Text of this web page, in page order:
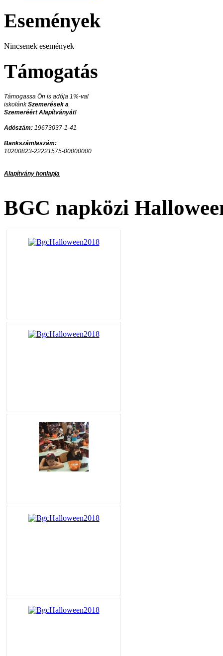
Események
Nincsenek események
Támogatás
Támogassa Ön is adója 1%-val
iskolánkSzemerések a
Szemeréért Alapítványát!
Adószám: 19673037-1-41
Bankszámlaszám:
10200823-22221575-00000000
Alapítvány honlapja
BGC napközi